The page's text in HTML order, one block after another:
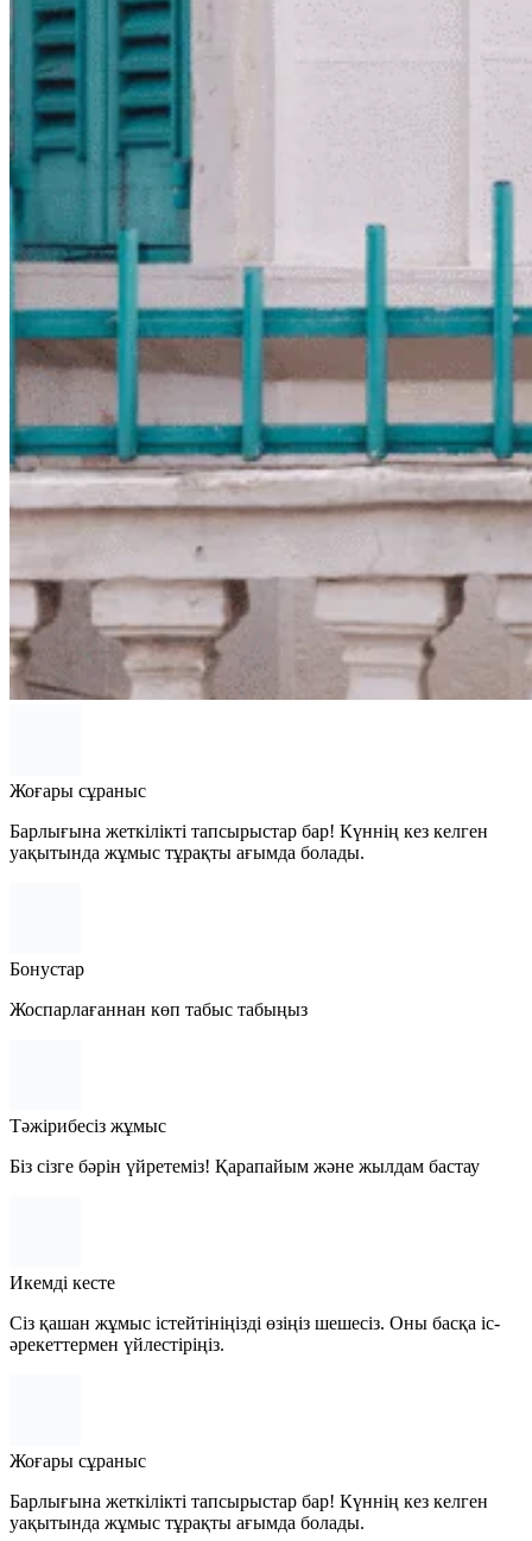
Жоғары сұраныс
Барлығына жеткілікті тапсырыстар бар! Күннің кез келген
уақытында жұмыс тұрақты ағымда болады.
Бонустар
Жоспарлағаннан көп табыс табыңыз
Тәжірибесіз жұмыс
Біз сізге бәрін үйретеміз! Қарапайым және жылдам бастау
Икемді кесте
Сіз қашан жұмыс істейтініңізді өзіңіз шешесіз. Оны басқа іс-
әрекеттермен үйлестіріңіз.
Жоғары сұраныс
Барлығына жеткілікті тапсырыстар бар! Күннің кез келген
уақытында жұмыс тұрақты ағымда болады.